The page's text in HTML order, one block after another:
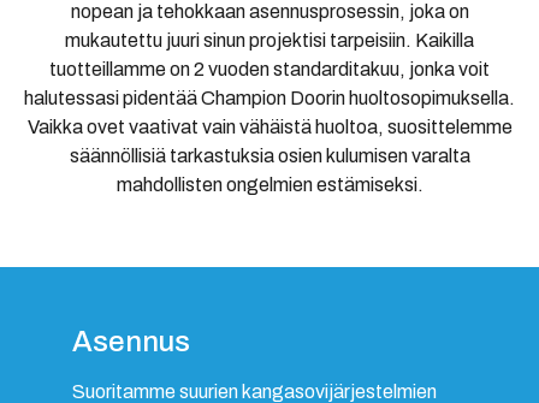
nopean ja tehokkaan asennusprosessin, joka on
mukautettu juuri sinun projektisi tarpeisiin. Kaikilla
tuotteillamme on 2 vuoden standarditakuu, jonka voit
halutessasi pidentää Champion Doorin huoltosopimuksella.
Vaikka ovet vaativat vain vähäistä huoltoa, suosittelemme
säännöllisiä tarkastuksia osien kulumisen varalta
mahdollisten ongelmien estämiseksi.
Asennus
Suoritamme suurien kangasovijärjestelmien